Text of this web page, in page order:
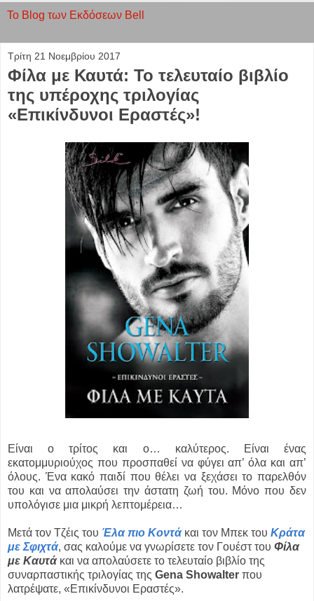
To Blog των Εκδόσεων Bell
Τρίτη 21 Νοεμβρίου 2017
Φίλα με Καυτά: Το τελευταίο βιβλίο
της υπέροχης τριλογίας
«Επικίνδυνοι Εραστές»!
Είναι ο τρίτος και ο… καλύτερος. Είναι ένας
εκατομμυριούχος που προσπαθεί να φύγει απ’ όλα και απ’
όλους. Ένα κακό παιδί που θέλει να ξεχάσει το παρελθόν
του και να απολαύσει την άστατη ζωή του. Μόνο που δεν
υπολόγισε μια μικρή λεπτομέρεια…
Μετά τον Τζέις του Έλα πιο Κοντάκαι τον Μπεκ του Κράτα
με Σφιχτά, σας καλούμε να γνωρίσετε τον Γουέστ του Φίλα
με Καυτάκαι να απολαύσετε το τελευταίο βιβλίο της
συναρπαστικής τριλογίας της Gena Showalter που
λατρέψατε, «Επικίνδυνοι Εραστές».